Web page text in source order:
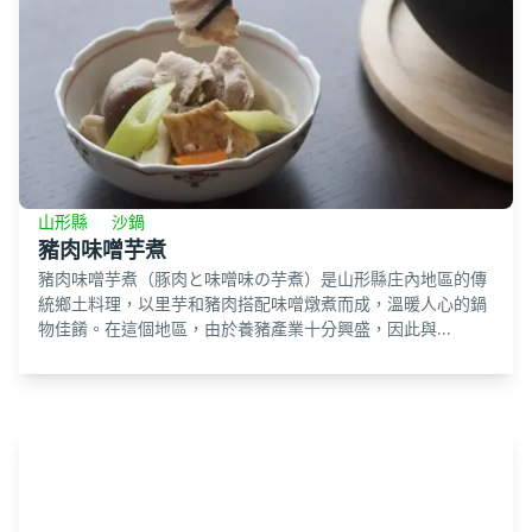
山形縣 沙鍋
豬肉味噌芋煮
豬肉味噌芋煮（豚肉と味噌味の芋煮）是山形縣庄內地區的傳
統鄉土料理，以里芋和豬肉搭配味噌燉煮而成，溫暖人心的鍋
物佳餚。在這個地區，由於養豬產業十分興盛，因此與...